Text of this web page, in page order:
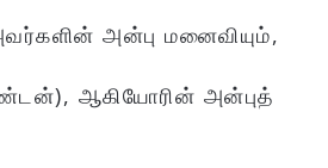
அன்பு மனைவியும்,
ஆகியோரின் அன்புத்